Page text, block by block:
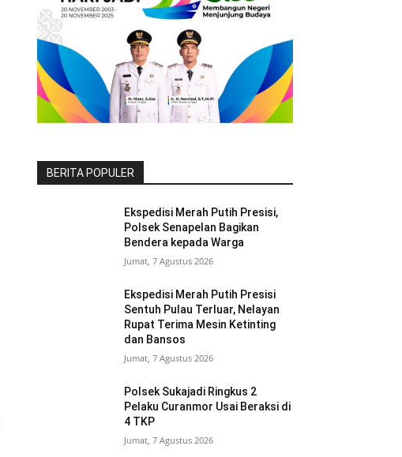
BERITA POPULER
Ekspedisi Merah Putih Presisi,
Polsek Senapelan Bagikan
Bendera kepada Warga
Jumat, 7 Agustus 2026
Ekspedisi Merah Putih Presisi
Sentuh Pulau Terluar, Nelayan
Rupat Terima Mesin Ketinting
dan Bansos
Jumat, 7 Agustus 2026
Polsek Sukajadi Ringkus 2
Pelaku Curanmor Usai Beraksi di
4 TKP
Jumat, 7 Agustus 2026